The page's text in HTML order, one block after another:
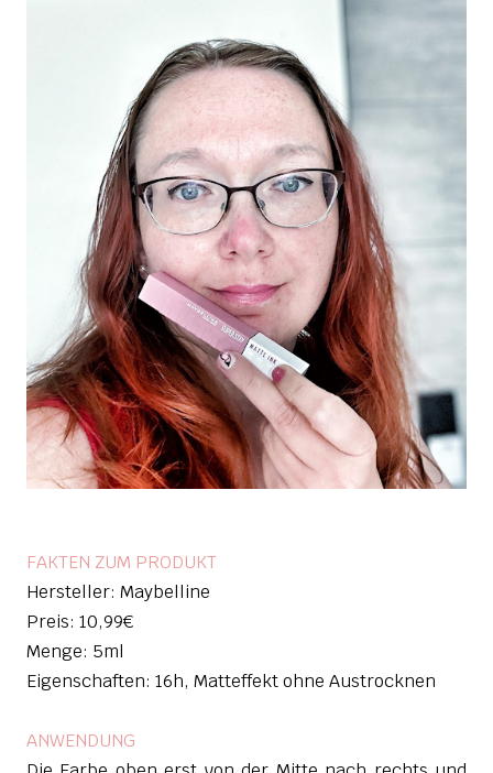
FAKTEN ZUM PRODUKT
Hersteller: Maybelline
Preis: 10,99€
Menge: 5ml
Eigenschaften: 16h, Matteffekt ohne Austrocknen
ANWENDUNG